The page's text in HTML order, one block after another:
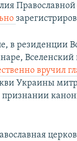
в резиденции
Вселенский
вручил
Украины